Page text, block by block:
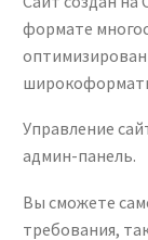
формате
оптимизирован
Управление
админ-панель.
Вы сможете
требования,